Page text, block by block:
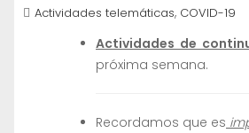
Actividades telemáticas, COVID-19
Actividades de
próxima semana.
Recordamos que es